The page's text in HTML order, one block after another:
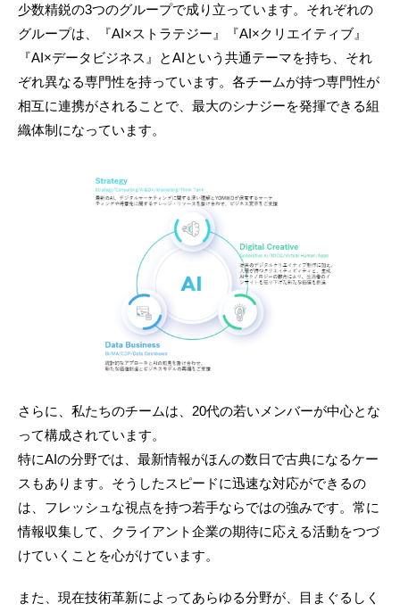
少数精鋭の3つのグループで成り立っています。それぞれの
グループは、『AI×ストラテジー』『AI×クリエイティブ』
『AI×データビジネス』とAIという共通テーマを持ち、それ
ぞれ異なる専門性を持っています。各チームが持つ専門性が
相互に連携がされることで、最大のシナジーを発揮できる組
織体制になっています。
さらに、私たちのチームは、20代の若いメンバーが中心とな
って構成されています。
特にAIの分野では、最新情報がほんの数日で古典になるケー
スもあります。そうしたスピードに迅速な対応ができるの
は、フレッシュな視点を持つ若手ならではの強みです。常に
情報収集して、クライアント企業の期待に応える活動をつづ
けていくことを心がけています。
また、現在技術革新によってあらゆる分野が、目まぐるしく